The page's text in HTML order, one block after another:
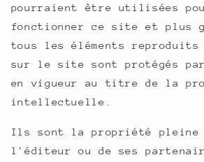
pourraient être utilisées
fonctionner ce site et plus
tous les éléments
sur le site sont protégés
en vigueur au titre de la
intellectuelle.
Ils sont la propriété pleine
l'éditeur ou de ses